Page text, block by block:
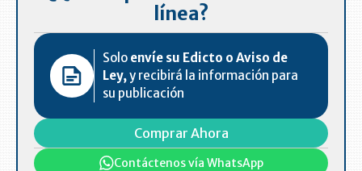
línea?
Solo envíe su Edicto o Aviso de
Ley,y recibirá la información para
su publicación
Comprar Ahora
Contáctenos vía WhatsApp